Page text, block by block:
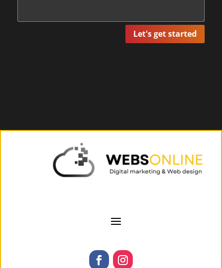
Let's get started